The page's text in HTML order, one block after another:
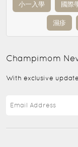
小一入學 國際
濕疹
Champimom
With exclusive